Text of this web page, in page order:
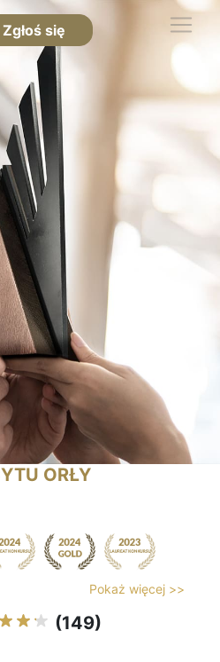
Zgłoś się
ORŁY
Pokaż więcej >>
(149)